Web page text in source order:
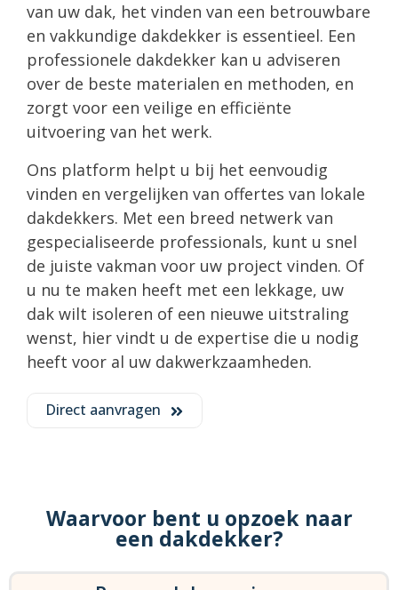
van uw dak, het vinden van een betrouwbare
en vakkundige dakdekker is essentieel. Een
professionele dakdekker kan u adviseren
over de beste materialen en methoden, en
zorgt voor een veilige en efficiënte
uitvoering van het werk.
Ons platform helpt u bij het eenvoudig
vinden en vergelijken van offertes van lokale
dakdekkers. Met een breed netwerk van
gespecialiseerde professionals, kunt u snel
de juiste vakman voor uw project vinden. Of
u nu te maken heeft met een lekkage, uw
dak wilt isoleren of een nieuwe uitstraling
wenst, hier vindt u de expertise die u nodig
heeft voor al uw dakwerkzaamheden.
Direct aanvragen
Waarvoor bent u opzoek naar
een dakdekker?